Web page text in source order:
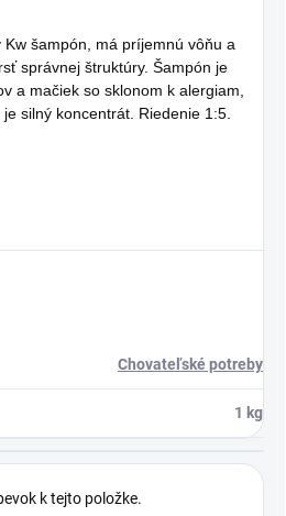
šampón, má príjemnú vôňu a
správnej štruktúry. Šampón je
a mačiek so sklonom k alergiam,
silný koncentrát. Riedenie 1:5.
Chovateľské potreby
1 kg
k tejto položke.